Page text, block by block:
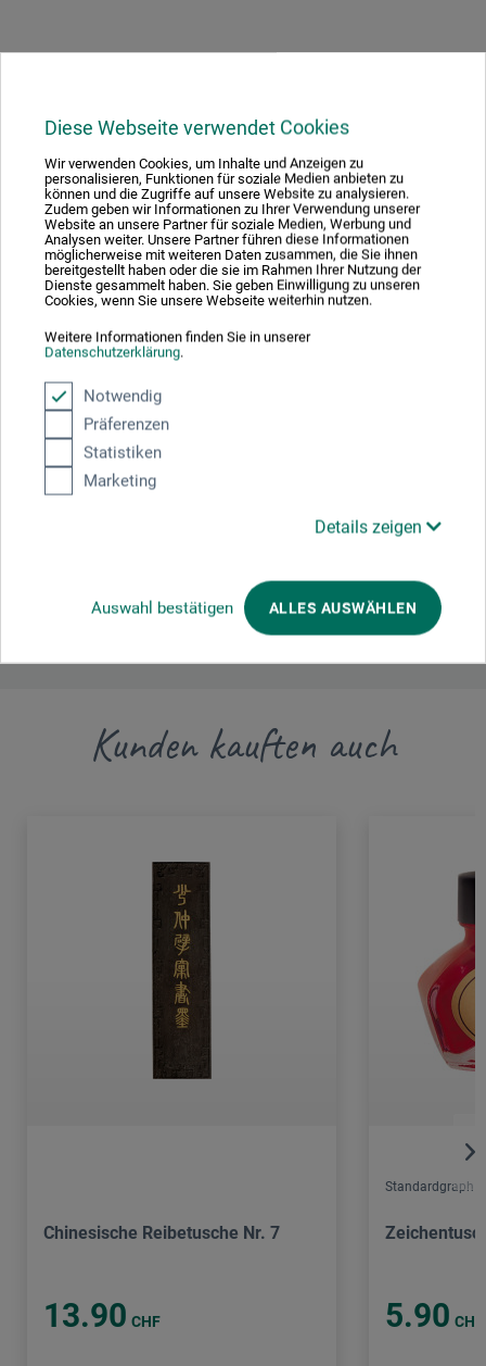
Diese Webseite verwendet Cookies
Wir verwenden Cookies, um Inhalte und Anzeigen zu
personalisieren, Funktionen für soziale Medien anbieten zu
können und die Zugriffe auf unsere Website zu analysieren.
Zudem geben wir Informationen zu Ihrer Verwendung unserer
Website an unsere Partner für soziale Medien, Werbung und
Analysen weiter. Unsere Partner führen diese Informationen
möglicherweise mit weiteren Daten zusammen, die Sie ihnen
bereitgestellt haben oder die sie im Rahmen Ihrer Nutzung der
Dienste gesammelt haben. Sie geben Einwilligung zu unseren
Cookies, wenn Sie unsere Webseite weiterhin nutzen.
Weitere Informationen finden Sie in unserer
Datenschutzerklärung.
Notwendig
Präferenzen
Statistiken
Marketing
Details zeigen
Auswahl bestätigen ALLES AUSWÄHLEN
Schreiben Sie die erste Bewertung zu diesem Produkt
JETZT PRODUKT BEWERTEN
Hersteller-Kontakt
Hier finden Sie die Kontaktdaten des Herstellers zu
info.dl@boesner.com
Kunden kauften auch
Chinesische Reibetusche Nr. 7
13.90 CHF
Standardgraph
5.90 CHF